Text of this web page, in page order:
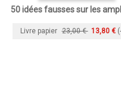
50 idées fausses sur les
Livre papier 23,00 € 13,80 €